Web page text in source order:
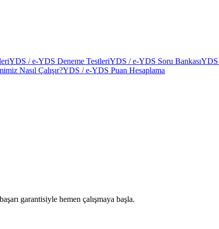
YDS / e-YDS Deneme TestleriYDS / e-YDS Soru BankasıYDS
Nasıl Çalışır?YDS / e-YDS Puan Hesaplama
garantisiyle hemen çalışmaya başla.